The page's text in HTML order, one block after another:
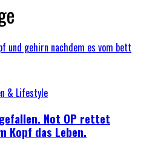
& Lifestyle
Not OP rettet
Kopf das Leben.